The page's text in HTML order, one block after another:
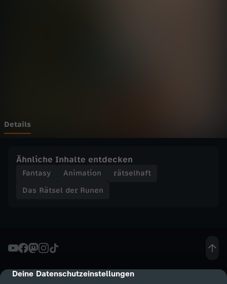
cmp-dialog-description
Deine Datenschutzeinstellungen
R
n
-
D
Details
Ähnliche Inhalte entdecken
Fantasy Animation
rätselhaft
Das Rätsel der Runen